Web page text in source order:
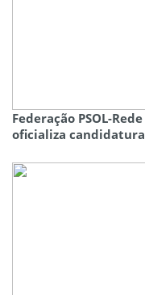
Federação PSOL-
oficializa